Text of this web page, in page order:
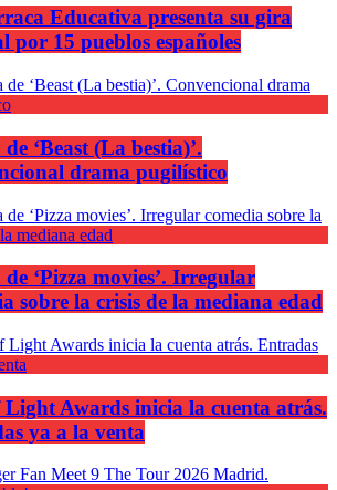
Educativa presenta su gira
por 15 pueblos españoles
‘Beast (La bestia)’.
drama pugilístico
‘Pizza movies’. Irregular
sobre la crisis de la mediana edad
Awards inicia la cuenta atrás.
ya a la venta